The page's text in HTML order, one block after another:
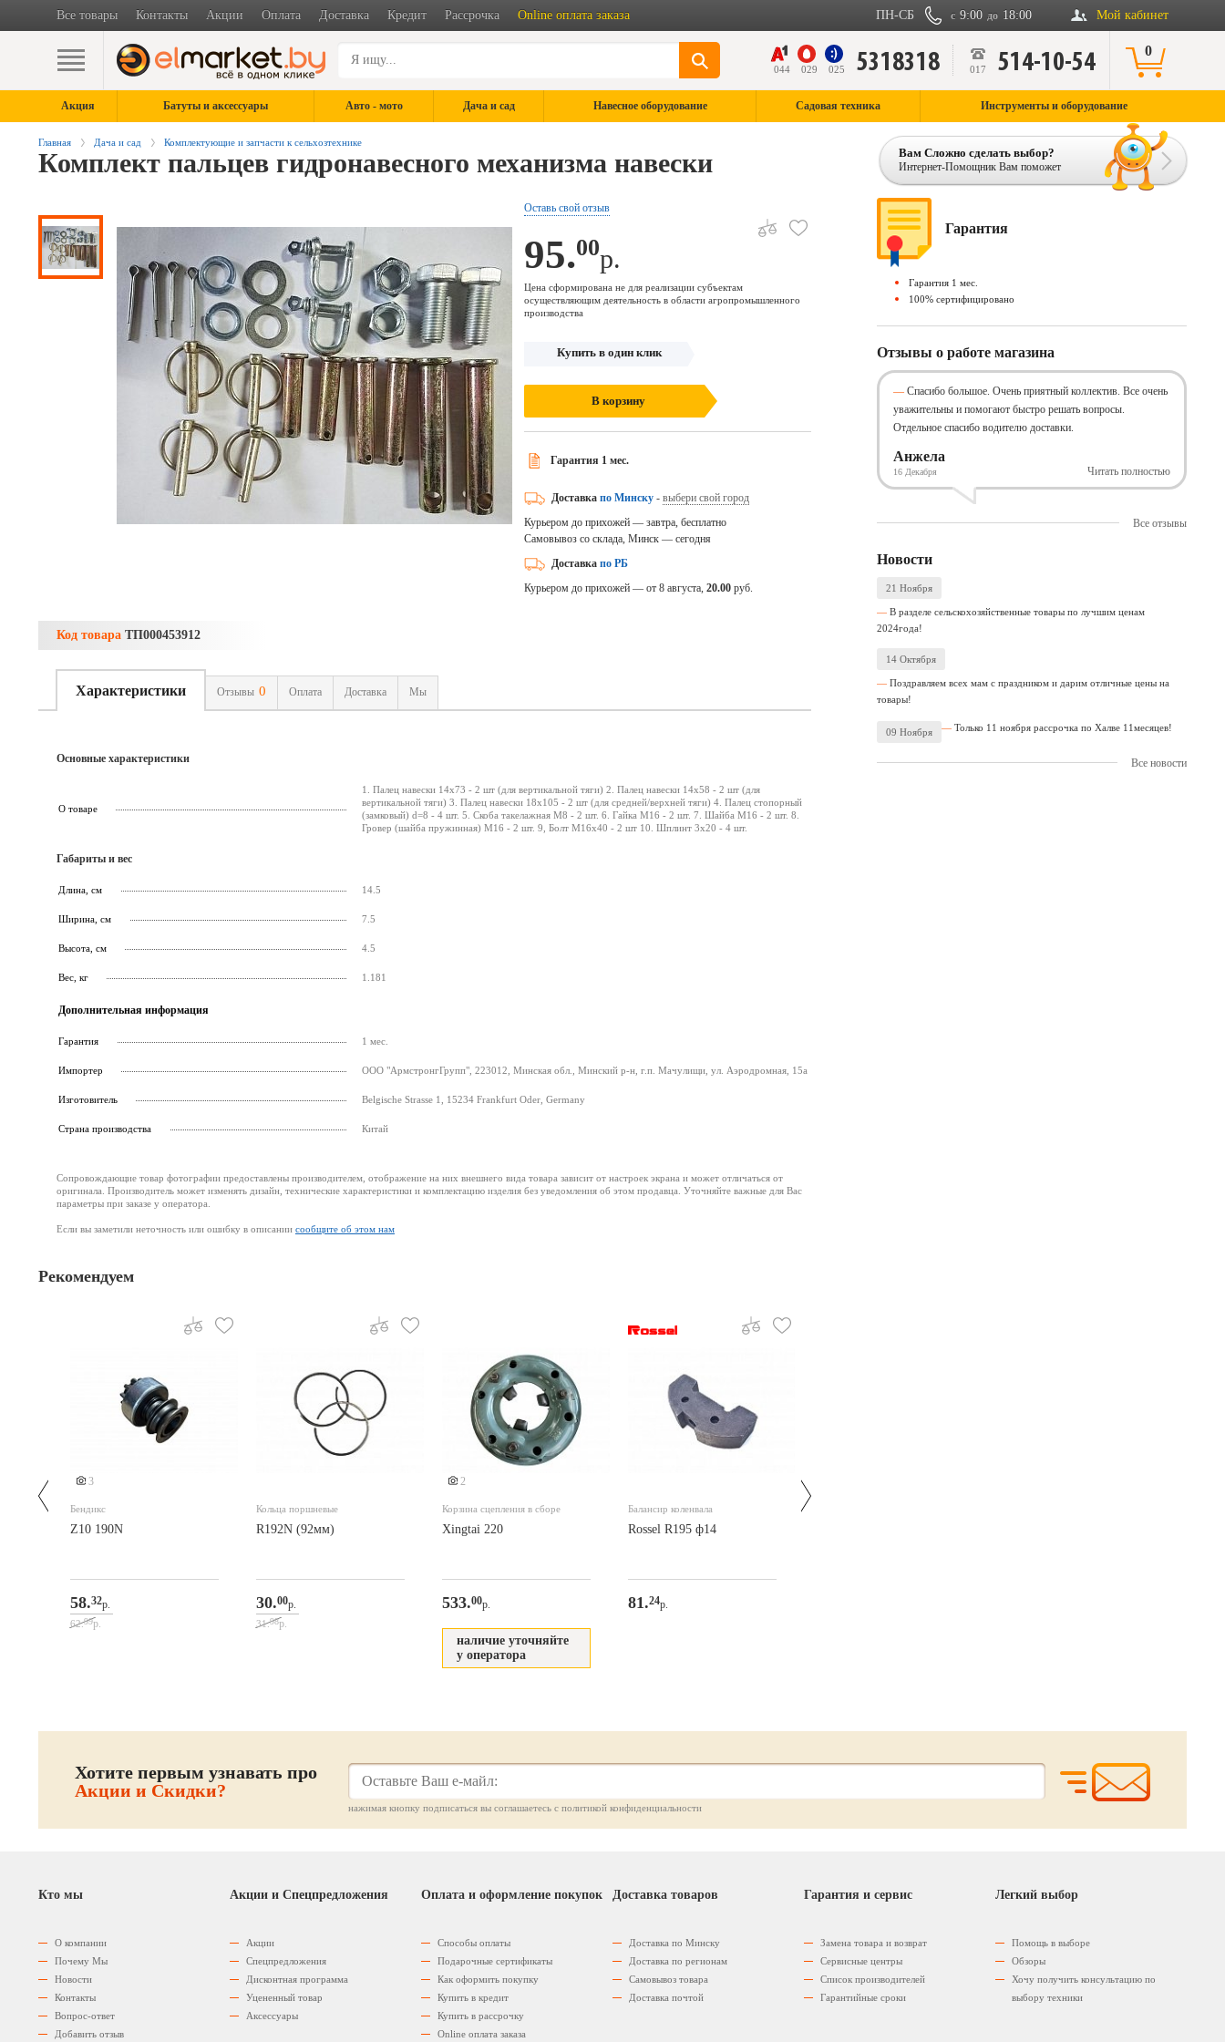
Все товары Контакты Акции Оплата Доставка Кредит Рассрочка Online оплата заказа Мой кабинет
с 9:00 до 18:00
ПН-СБ
044 029 025 5318318 017 514-10-54 0
Акция Батуты и аксессуары Авто - мото Дача и сад Навесное оборудование Садовая техника Инструменты и оборудование
Главная Дача и сад Комплектующие и запчасти к сельхозтехнике
Комплект пальцев гидронавесного механизма навески Вам Сложно сделать выбор?
Интернет-Помощник Вам поможет
Оставь свой отзыв
95.00р.
Цена сформирована не для реализации субъектам
осуществляющим деятельность в области агропромышленного
производства
Купить в один клик
В корзину
Гарантия 1 мес.
Доставка по Минску- выбери свой город
Курьером до прихожей — завтра, бесплатно
Самовывоз со склада, Минск — сегодня
Доставка по РБ
Курьером до прихожей — от 8 августа, 20.00 руб.
Код товара ТП000453912
Характеристики Отзывы 0 Оплата Доставка Мы
Основные характеристики
О товаре
1. Палец навески 14х73 - 2 шт (для вертикальной тяги) 2. Палец навески 14х58 - 2 шт (для
вертикальной тяги) 3. Палец навески 18х105 - 2 шт (для средней/верхней тяги) 4. Палец стопорный
(замковый) d=8 - 4 шт. 5. Скоба такелажная М8 - 2 шт. 6. Гайка М16 - 2 шт. 7. Шайба М16 - 2 шт. 8.
Гровер (шайба пружинная) М16 - 2 шт. 9, Болт М16х40 - 2 шт 10. Шплинт 3х20 - 4 шт.
Габариты и вес
Длина, см 14.5
Ширина, см 7.5
Высота, см 4.5
Вес, кг 1.181
Дополнительная информация
Гарантия 1 мес.
Импортер ООО "АрмстронгГрупп", 223012, Минская обл., Минский р-н, г.п. Мачулищи, ул. Аэродромная, 15а
Изготовитель Belgische Strasse 1, 15234 Frankfurt Oder, Germany
Страна производства Китай
Сопровождающие товар фотографии предоставлены производителем, отображение на них внешнего вида товара зависит от настроек экрана и может отличаться от
оригинала. Производитель может изменять дизайн, технические характеристики и комплектацию изделия без уведомления об этом продавца. Уточняйте важные для Вас
параметры при заказе у оператора.
Если вы заметили неточность или ошибку в описании сообщите об этом нам
Рекомендуем
3
Бендикс
Z10 190N
58.32р.
62.99р.
Кольца поршневые
R192N (92мм)
30.00р.
31.98р.
2
Корзина сцепления в сборе
Xingtai 220
533.00р.
наличие уточняйте
у оператора
Балансир коленвала
Rossel R195 ф14
81.24р.
Гарантия
Гарантия 1 мес.
100% сертифицировано
Отзывы о работе магазина
Спасибо большое. Очень приятный коллектив. Все очень
уважительны и помогают быстро решать вопросы.
Отдельное спасибо водителю доставки.
Анжела
16 Декабря Читать полностью
Все отзывы
Новости
21 Ноября
В разделе сельскохозяйственные товары по лучшим ценам
2024года!
14 Октября
Поздравляем всех мам с праздником и дарим отличные цены на
товары!
09 Ноября Только 11 ноября рассрочка по Халве 11месяцев!
Все новости
Хотите первым узнавать про
Акции и Скидки?
нажимая кнопку подписаться вы соглашаетесь с политикой конфиденциальности
Кто мы
О компании
Почему Мы
Новости
Контакты
Вопрос-ответ
Добавить отзыв
Акции и Спецпредложения
Акции
Спецпредложения
Дисконтная программа
Уцененный товар
Аксессуары
Оплата и оформление покупок
Способы оплаты
Подарочные сертификаты
Как оформить покупку
Купить в кредит
Купить в рассрочку
Оnline оплата заказа
Доставка товаров
Доставка по Минску
Доставка по регионам
Самовывоз товара
Доставка почтой
Гарантия и сервис
Замена товара и возврат
Сервисные центры
Список производителей
Гарантийные сроки
Легкий выбор
Помощь в выборе
Обзоры
Хочу получить консультацию по
выбору техники